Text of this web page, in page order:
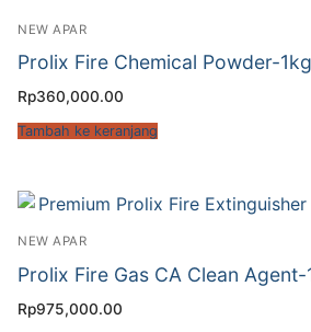
NEW APAR
Prolix Fire Chemical Powder-1kg
Rp360,000.00
Tambah ke keranjang
NEW APAR
Prolix Fire Gas CA Clean Agent-
Rp975,000.00